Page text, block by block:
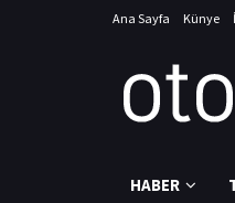
Ana Sayfa Künye
HABER